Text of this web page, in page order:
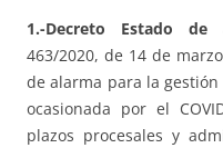
1.-Decreto Estado de
463/2020, de 14 de
de alarma para la
ocasionada por el
plazos procesales y